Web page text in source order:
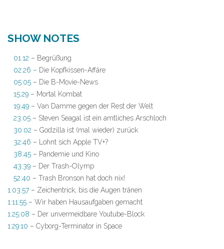
SHOW NOTES
01:12 – Begrüßung
02:26 – Die Kopfkissen-Affäre
05:05 – Die B-Movie-News
15:29 – Mortal Kombat
19:49 – Van Damme gegen der Rest der Welt
23:05 – Steven Seagal ist ein amtliches Arschloch
30:02 – Godzilla ist (mal wieder) zurück
32:46 – Lohnt sich Apple TV+?
38:45 – Pandemie und Kino
43:39 – Der Trash-Olymp
52:40 – Trash Bronson hat doch nix!
1:03:57 – Zeichentrick, bis die Augen tränen
1:11:55 – Wir haben Hausaufgaben gemacht
1:25:08 – Der unvermeidbare Youtube-Block
1:29:10 – Cyborg-Terminator in Space